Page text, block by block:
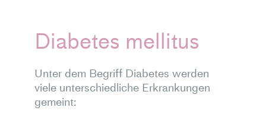
Diabetes mellitus
Unter dem Begriff Diabetes werden
viele unterschiedliche Erkrankungen
gemeint: